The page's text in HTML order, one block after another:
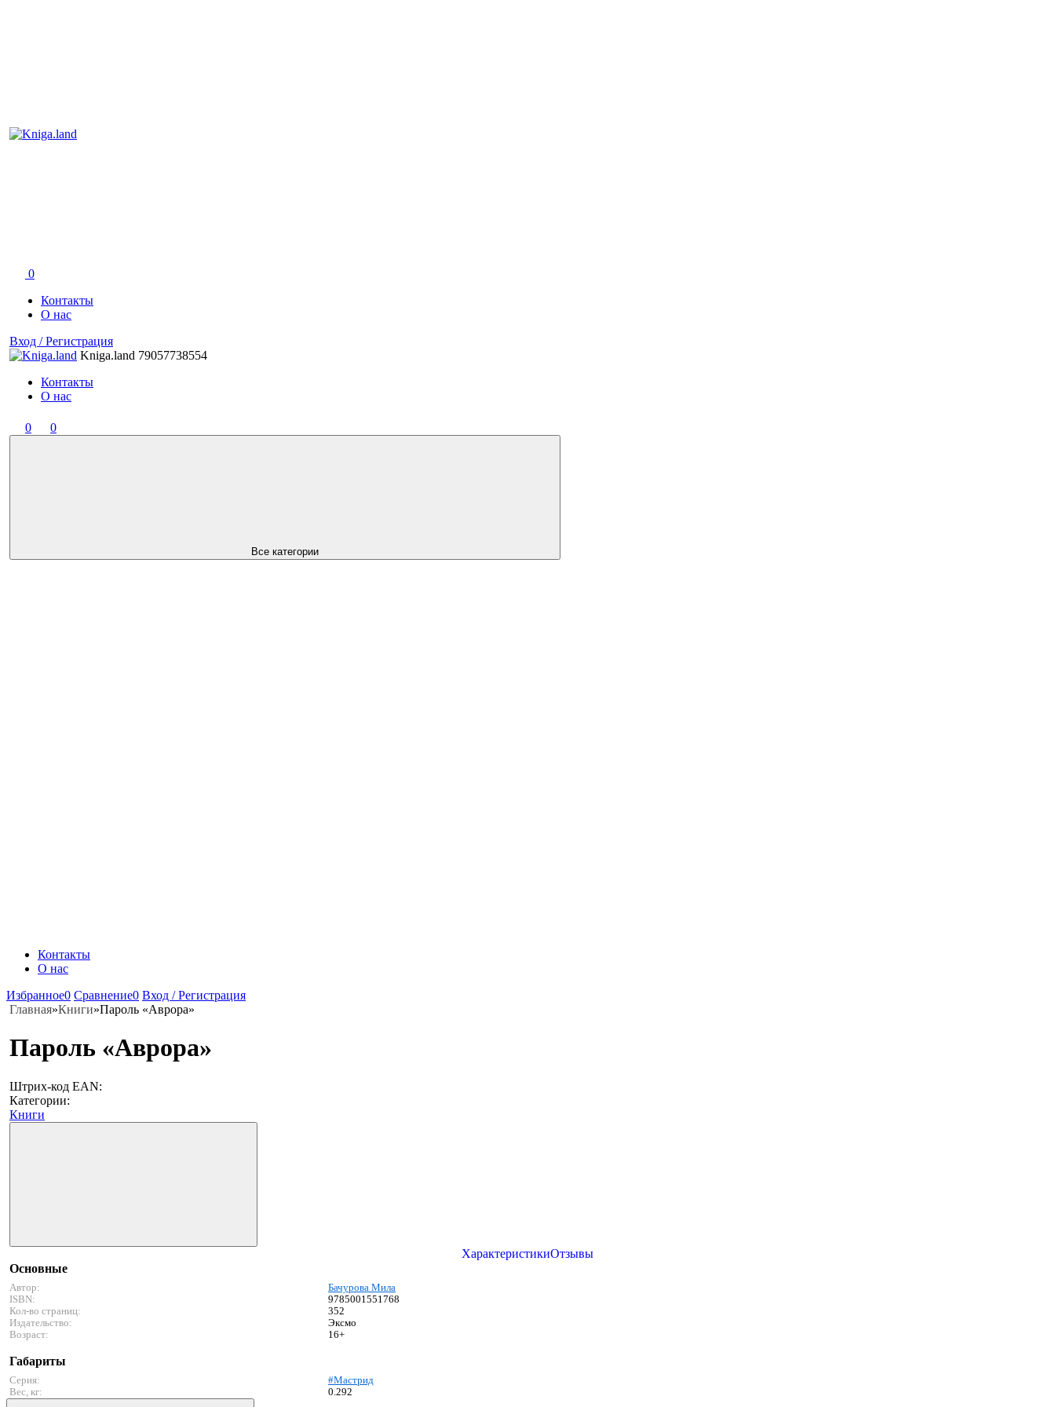
0
Контакты
О нас
Вход / Регистрация
Kniga.land 79057738554
Контакты
О нас
0 0
Все категории
Контакты
О нас
Избранное0 Сравнение0 Вход / Регистрация
Главная»Книги»Пароль «Аврора»
Пароль «Аврора»
Штрих-код EAN:
Категории:
Книги
ХарактеристикиОтзывы
Основные
Автор:
Бачурова Мила
ISBN:
9785001551768
Кол-во страниц:
352
Издательство:
Эксмо
Возраст:
16+
Габариты
Серия:
#Мастрид
Вес, кг:
0.292